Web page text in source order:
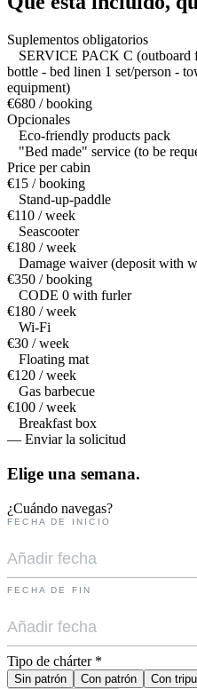
Suplementos obligatorios
SERVICE PACK C (outboard
bottle - bed linen 1 set/person -
equipment)
€680 / booking
Opcionales
Eco-friendly products pack
"Bed made" service (to be
Price per cabin
€15 / booking
Stand-up-paddle
€110 / week
Seascooter
€180 / week
Damage waiver (deposit with
€350 / booking
CODE 0 with furler
€180 / week
Wi-Fi
€30 / week
Floating mat
€120 / week
Gas barbecue
€100 / week
Breakfast box
— Enviar la solicitud
Elige una semana.
¿Cuándo navegas?
FECHA DE INICIO
FECHA DE FIN
Tipo de chárter *
Sin patrón Con patrón
Con